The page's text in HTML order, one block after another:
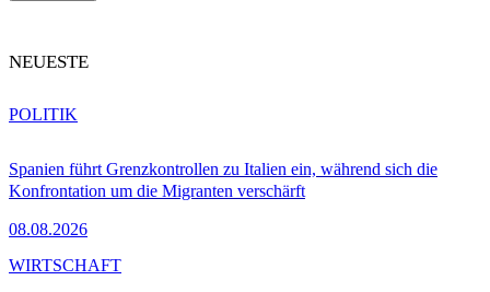
NEUESTE
Spanien führt Grenzkontrollen zu Italien ein, während sich die
Konfrontation um die Migranten verschärft
08.08.2026
POLITIK
WIRTSCHAFT